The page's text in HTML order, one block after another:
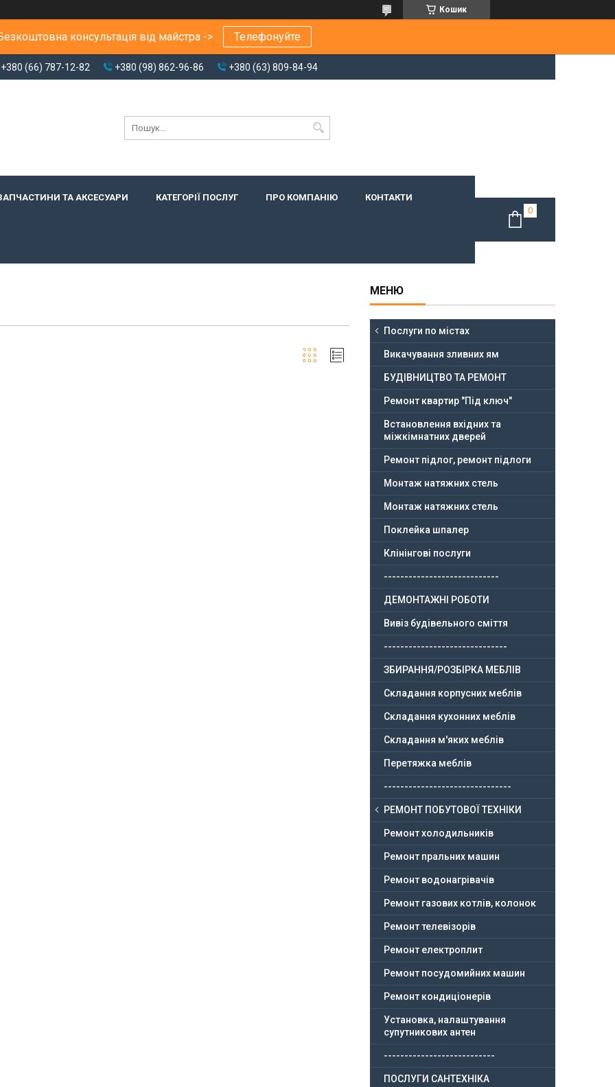
Кошик
консультація від майстра -> Телефонуйте
+380 (66) 787-12-82 +380 (98) 862-96-86 +380 (63) 809-84-94
ТА АКСЕСУАРИ КАТЕГОРІЇ ПОСЛУГ ПРО КОМПАНІЮ КОНТАКТИ
Послуги по містах
Викачування зливних ям
БУДІВНИЦТВО ТА РЕМОНТ
Ремонт квартир "Під ключ"
Встановлення вхідних та
міжкімнатних дверей
Ремонт підлог, ремонт підлоги
Монтаж натяжних стель
Монтаж натяжних стель
Поклейка шпалер
Клінінгові послуги
----------------------------
ДЕМОНТАЖНІ РОБОТИ
Вивіз будівельного сміття
------------------------------
ЗБИРАННЯ/РОЗБІРКА МЕБЛІВ
Складання корпусних меблів
Складання кухонних меблів
Складання м'яких меблів
Перетяжка меблів
-------------------------------
РЕМОНТ ПОБУТОВОЇ ТЕХНІКИ
Ремонт холодильників
Ремонт пральних машин
Ремонт водонагрівачів
Ремонт газових котлів, колонок
Ремонт телевізорів
Ремонт електроплит
Ремонт посудомийних машин
Ремонт кондиціонерів
Установка, налаштування
супутникових антен
---------------------------
ПОСЛУГИ САНТЕХНІКА